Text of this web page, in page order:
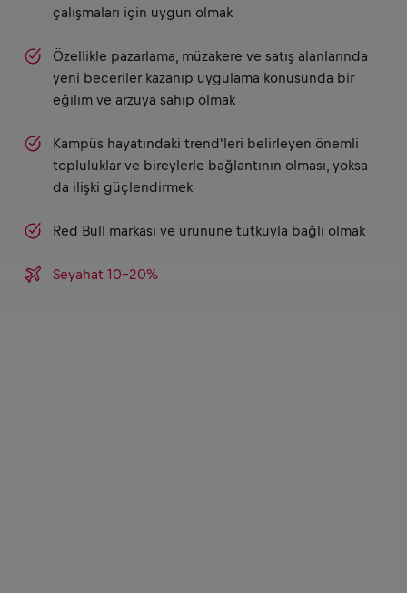
çalışmaları için uygun olmak
Özellikle pazarlama, müzakere ve satış alanlarında
yeni beceriler kazanıp uygulama konusunda bir
eğilim ve arzuya sahip olmak
Kampüs hayatındaki trend'leri belirleyen önemli
topluluklar ve bireylerle bağlantının olması, yoksa
da ilişki güçlendirmek
Red Bull markası ve ürününe tutkuyla bağlı olmak
Seyahat 10-20%